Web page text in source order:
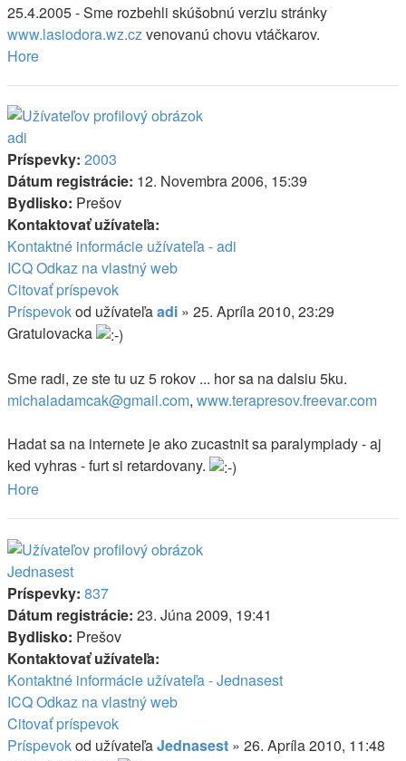
25.4.2005 - Sme rozbehli skúšobnú verziu stránky
www.lasiodora.wz.cz venovanú chovu vtáčkarov.
Hore
adi
Príspevky: 2003
Dátum registrácie: 12. Novembra 2006, 15:39
Bydlisko: Prešov
Kontaktovať užívateľa:
Kontaktné informácie užívateľa - adi
ICQOdkaz na vlastný web
Citovať príspevok
Príspevokod užívateľaadi » 25. Apríla 2010, 23:29
Gratulovacka
Sme radi, ze ste tu uz 5 rokov ... hor sa na dalsiu 5ku.
michaladamcak@gmail.com, www.terapresov.freevar.com
Hadat sa na internete je ako zucastnit sa paralympiady - aj
ked vyhras - furt si retardovany.
Hore
Jednasest
Príspevky: 837
Dátum registrácie: 23. Júna 2009, 19:41
Bydlisko: Prešov
Kontaktovať užívateľa:
Kontaktné informácie užívateľa - Jednasest
ICQOdkaz na vlastný web
Citovať príspevok
Príspevokod užívateľaJednasest » 26. Apríla 2010, 11:48